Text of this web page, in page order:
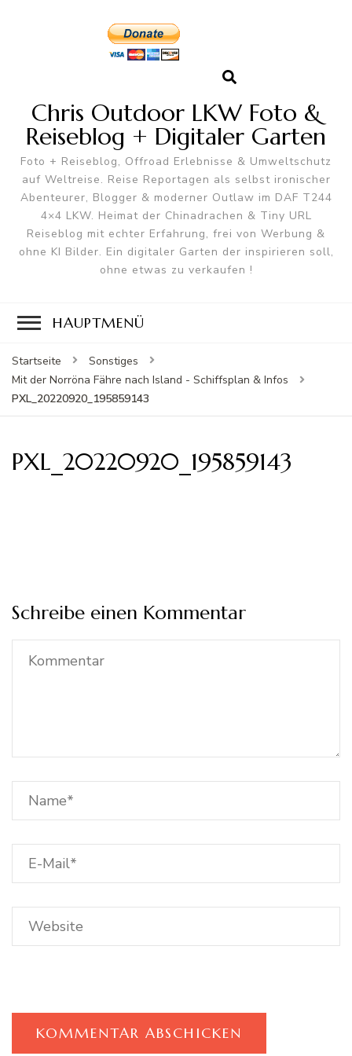
Chris Outdoor LKW Foto &
Reiseblog + Digitaler Garten
Foto + Reiseblog, Offroad Erlebnisse & Umweltschutz
auf Weltreise. Reise Reportagen als selbst ironischer
Abenteurer, Blogger & moderner Outlaw im DAF T244
4×4 LKW. Heimat der Chinadrachen & Tiny URL
Reiseblog mit echter Erfahrung, frei von Werbung &
ohne KI Bilder. Ein digitaler Garten der inspirieren soll,
ohne etwas zu verkaufen !
HAUPTMENÜ
Startseite
Sonstiges
Mit der Norröna Fähre nach Island - Schiffsplan & Infos
PXL_20220920_195859143
PXL_20220920_195859143
Schreibe einen Kommentar